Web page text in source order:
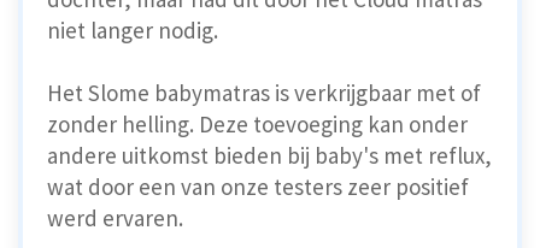
niet langer nodig.
Het Slome babymatras is verkrijgbaar met of
zonder helling. Deze toevoeging kan onder
andere uitkomst bieden bij baby's met reflux,
wat door een van onze testers zeer positief
werd ervaren.